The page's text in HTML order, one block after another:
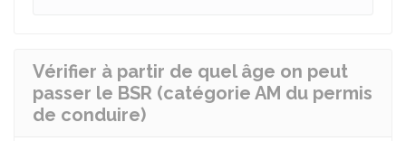
Vérifier à partir de quel âge on peut
passer le BSR (catégorie AM du permis
de conduire)